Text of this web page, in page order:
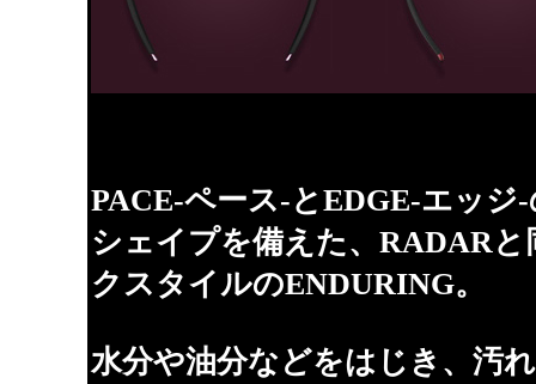
PACE-ペース-とEDGE-エッジ
シェイプを備えた、RADAR
クスタイルのENDURING。
水分や油分などをはじき、汚